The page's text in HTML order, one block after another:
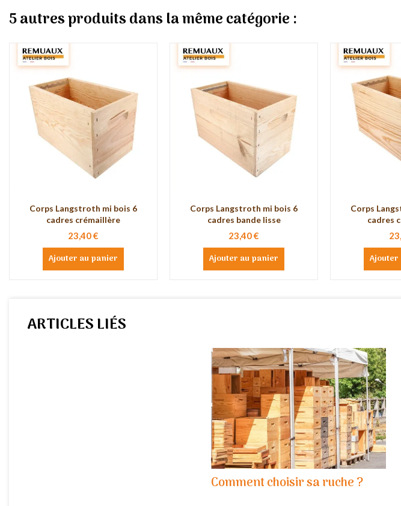
5 autres produits dans la même catégorie :
Corps Langstroth mi bois 6
cadres crémaillère
23,40 €
Ajouter au panier
Corps Langstroth mi bois 6
cadres bande lisse
23,40 €
Ajouter au panier
Corps
cadres
ARTICLES LIÉS
Comment choisir sa ruche ?